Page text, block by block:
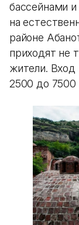
бассейнами
на
районе
приходят не
жители. Вход
2500 до 7500